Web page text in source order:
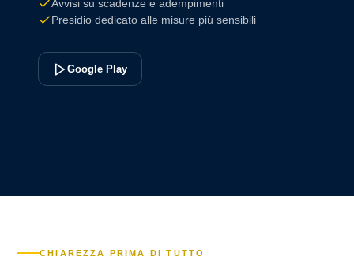
Avvisi su scadenze e adempimenti
Presidio dedicato alle misure più sensibili
Google Play
CHIAREZZA PRIMA DI TUTTO